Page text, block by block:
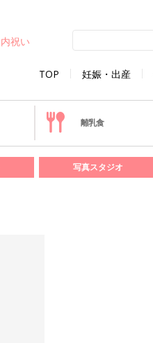
TOP 妊娠・出産
内祝い
離乳食
写真スタジオ